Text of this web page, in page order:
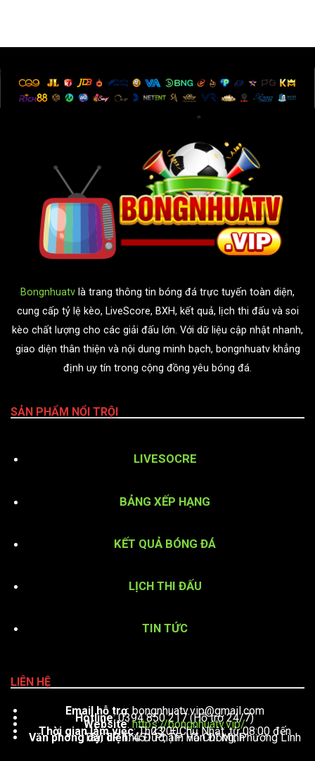
Bongnhuatv là trang thông tin bóng đá trực tuyến toàn diện,
cung cấp tỷ lệ kèo, LiveScore, BXH, kết quả, lịch thi đấu và soi
kèo chất lượng cho các giải đấu lớn. Với dữ liệu cập nhật nhanh,
giao diện thân thiện và nội dung minh bạch, bongnhuatv khẳng
định uy tín trong cộng đồng yêu bóng đá.
SẢN PHẨM NỔI TRỘI
LIVESOCRE
BẢNG XẾP HẠNG
KẾT QUẢ BÓNG ĐÁ
LỊCH THI ĐẤU
TIN TỨC
LIÊN HỆ
Email hỗ trợ:bongnhuatv.vip@gmail.com
Hotline: 0394 850 217 (Hỗ trợ 24/7)
Website:https://bongnhuatv.vip/
Thời gian làm việc : Thứ 2 – Chủ Nhật, từ 08:00 đến 23:00
Văn phòng đại diện: 451 Phạm Văn Đồng, Phường Linh Tây, TP. Thủ Đức, TP. Hồ Chí Minh